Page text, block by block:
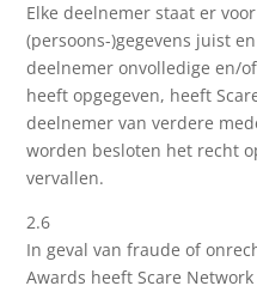
Elke deelnemer staat er
(persoons-)gegevens juist
deelnemer onvolledige en/
heeft opgegeven, heeft
deelnemer van verdere
worden besloten het recht
vervallen.
2.6
In geval van fraude of
Awards heeft Scare